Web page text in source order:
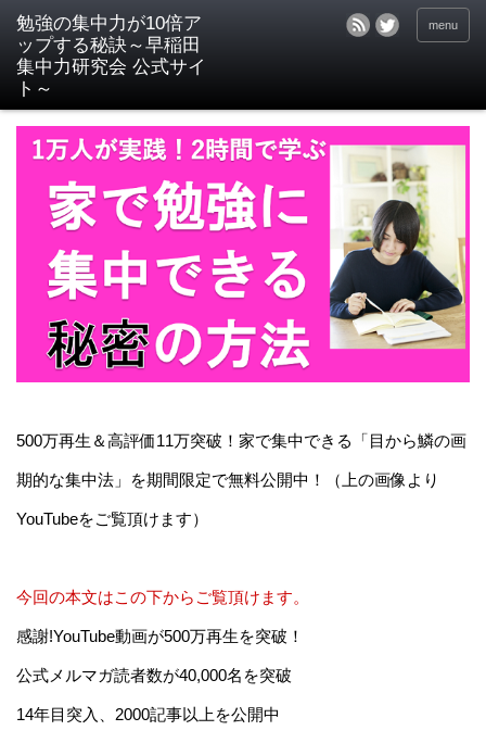
menu
500万再生＆高評価11万突破！家で集中できる「目から鱗の画
期的な集中法」を期間限定で無料公開中！（上の画像より
YouTubeをご覧頂けます）
今回の本文はこの下からご覧頂けます。
感謝!YouTube動画が500万再生を突破！
公式メルマガ読者数が40,000名を突破
14年目突入、2000記事以上を公開中